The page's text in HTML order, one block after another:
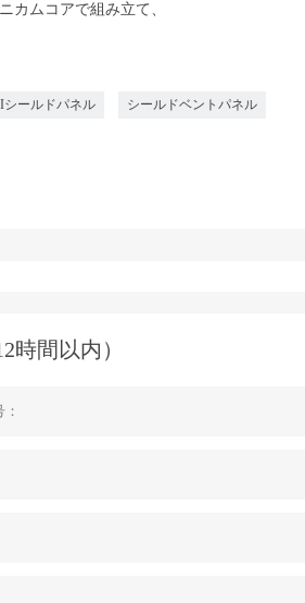
カムコアで組み立て、
シールドパネル シールドベントパネル
間以内）